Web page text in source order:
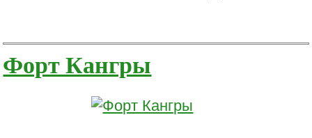
Форт Кангры